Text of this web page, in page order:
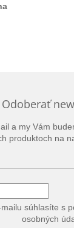
Odoberať
a my Vám
produktoch na
súhlasíte s
osobných